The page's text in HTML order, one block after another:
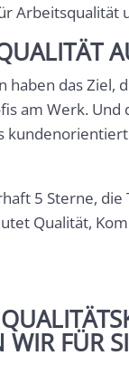
Arbeitsqualität
haben das Ziel,
am Werk.
5 Sterne,
Qualität,
FÜR